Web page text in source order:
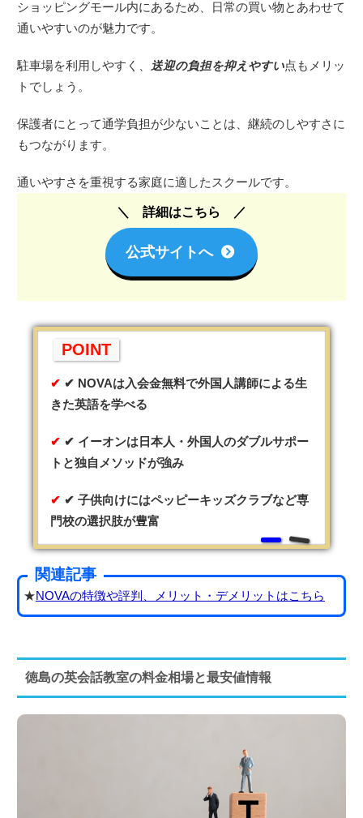
ショッピングモール内にあるため、日常の買い物とあわせて
通いやすいのが魅力です。
駐車場を利用しやすく、 送迎の負担を抑えやすい点もメリッ
トでしょう。
保護者にとって通学負担が少ないことは、継続のしやすさに
もつながります。
通いやすさを重視する家庭に適したスクールです。
詳細はこちら
公式サイトへ
POINT
✔ NOVAは入会金無料で外国人講師による生
きた英語を学べる
✔ イーオンは日本人・外国人のダブルサポー
トと独自メソッドが強み
✔ 子供向けにはペッピーキッズクラブなど専
門校の選択肢が豊富
関連記事
★NOVAの特徴や評判、メリット・デメリットはこちら
徳島の英会話教室の料金相場と最安値情報